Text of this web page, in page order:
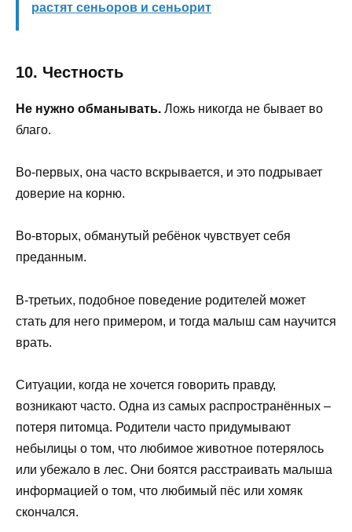
растят сеньоров и сеньорит
10. Честность
Не нужно обманывать. Ложь никогда не бывает во
благо.
Во-первых, она часто вскрывается, и это подрывает
доверие на корню.
Во-вторых, обманутый ребёнок чувствует себя
преданным.
В-третьих, подобное поведение родителей может
стать для него примером, и тогда малыш сам научится
врать.
Ситуации, когда не хочется говорить правду,
возникают часто. Одна из самых распространённых –
потеря питомца. Родители часто придумывают
небылицы о том, что любимое животное потерялось
или убежало в лес. Они боятся расстраивать малыша
информацией о том, что любимый пёс или хомяк
скончался.